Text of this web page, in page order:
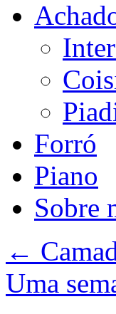
Forró
Piano
Sobre
←
Uma